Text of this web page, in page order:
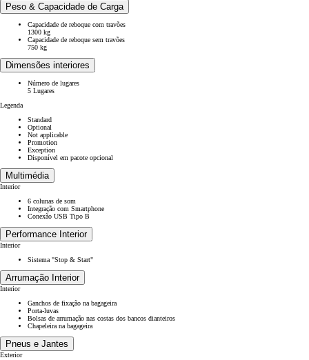
Peso & Capacidade de Carga
Capacidade de reboque com travões
1300 kg
Capacidade de reboque sem travões
750 kg
Dimensões interiores
Número de lugares
5 Lugares
Legenda
Standard
Optional
Not applicable
Promotion
Exception
Disponível em pacote opcional
Multimédia
Interior
6 colunas de som
Integração com Smartphone
Conexão USB Tipo B
Performance Interior
Interior
Sistema "Stop & Start"
Arrumação Interior
Interior
Ganchos de fixação na bagageira
Porta-luvas
Bolsas de arrumação nas costas dos bancos dianteiros
Chapeleira na bagageira
Pneus e Jantes
Exterior